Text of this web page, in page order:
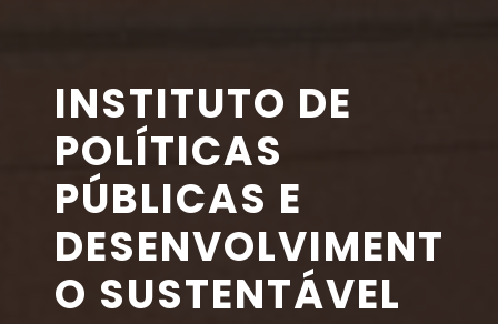
INSTITUTO DE
POLÍTICAS
PÚBLICAS E
DESENVOLVIMENT
O SUSTENTÁVEL